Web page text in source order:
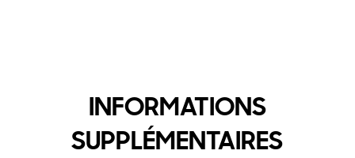
INFORMATIONS
SUPPLÉMENTAIRES